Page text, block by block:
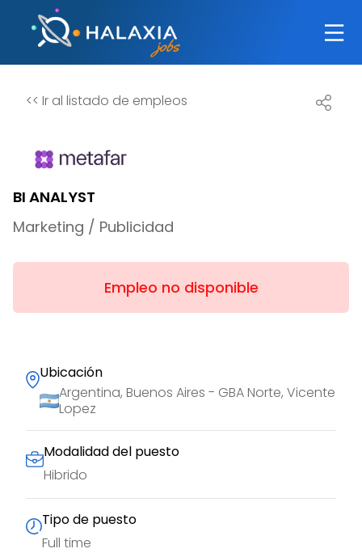
<< Ir al listado de empleos
BI ANALYST
Marketing / Publicidad
Empleo no disponible
Ubicación
Argentina, Buenos Aires - GBA Norte, Vicente
Lopez
Modalidad del puesto
Hibrido
Tipo de puesto
Full time